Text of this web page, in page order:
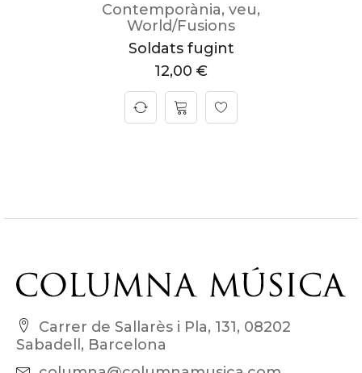
Contemporània, veu,
World/Fusions
Soldats fugint
12,00 €
Carrer de Sallarès i Pla, 131, 08202
Sabadell, Barcelona